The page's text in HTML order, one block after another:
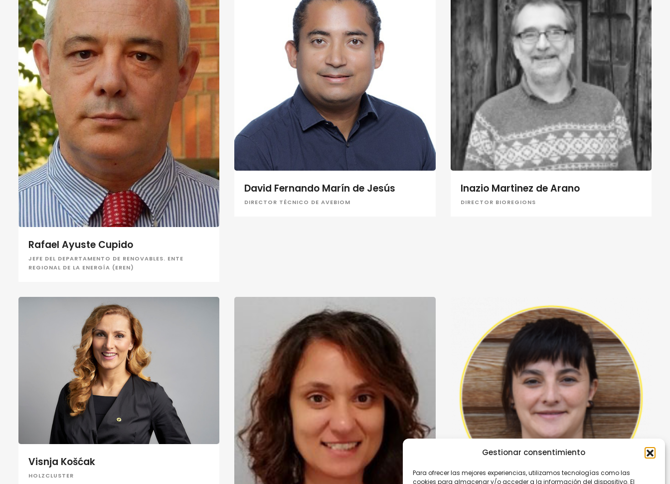
Gestionar consentimiento
Para ofrecer las mejores experiencias, utilizamos tecnologías como las
cookies para almacenar y/o acceder a la información del dispositivo. El
Rafael Ayuste Cupido
JEFE DEL DEPARTAMENTO DE RENOVABLES. ENTE
REGIONAL DE LA ENERGÍA (EREN)
David Fernando Marín de Jesús
DIRECTOR TÉCNICO DE AVEBIOM
Inazio Martinez de Arano
DIRECTOR BIOREGIONS
Visnja Košćak
HOLZCLUSTER